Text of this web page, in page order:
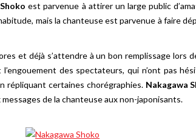
est parvenue à attirer un large public
mais la chanteuse est parvenue à faire
et déjà s’attendre à un bon remplissage lors
des spectateurs, qui n’ont pas
répliquant certaines chorégraphies. Nakagawa
de la chanteuse aux non-japonisants.